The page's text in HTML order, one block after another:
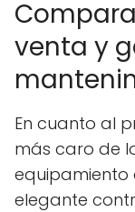
venta y
En cuanto al
más caro de
equipamiento
elegante